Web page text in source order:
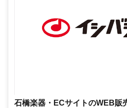
石橋楽器・ECサイトのWEB販